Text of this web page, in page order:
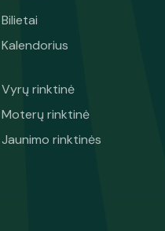
Bilietai
Kalendorius
Vyrų rinktinė
Moterų rinktinė
Jaunimo rinktinės